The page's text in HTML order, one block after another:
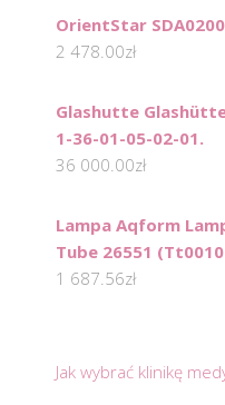
OrientStar
2 478.00zł
Glashutte
1-36-01-05-02-01.
36 000.00zł
Lampa Aqform
Tube 26551
1 687.56zł
Jak wybrać klinikę